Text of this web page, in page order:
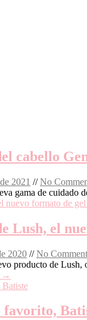
cabello
2021 //No
gama de cuidado
Lush, el
2020 //No
producto de
→
favorito,